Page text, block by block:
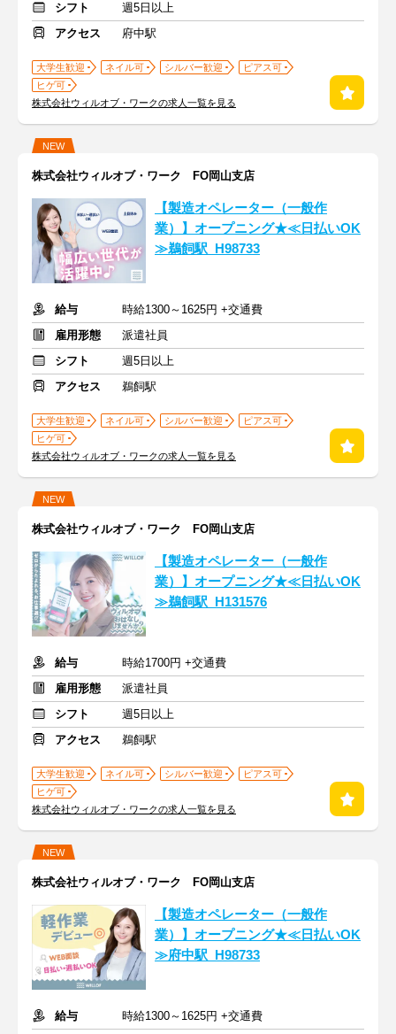
シフト
週5日以上
アクセス
府中駅
大学生歓迎 ネイル可 シルバー歓迎
ピアス可
ヒゲ可
株式会社ウィルオブ・ワークの求人一覧を見る
NEW
株式会社ウィルオブ・ワーク FO岡山支店
【製造オペレーター（一般作
業）】オープニング★≪日払いOK
≫鵜飼駅_H98733
給与
時給1300～1625円 +交通費
雇用形態
派遣社員
シフト
週5日以上
アクセス
鵜飼駅
大学生歓迎 ネイル可 シルバー歓迎
ピアス可
ヒゲ可
株式会社ウィルオブ・ワークの求人一覧を見る
NEW
株式会社ウィルオブ・ワーク FO岡山支店
【製造オペレーター（一般作
業）】オープニング★≪日払いOK
≫鵜飼駅_H131576
給与
時給1700円 +交通費
雇用形態
派遣社員
シフト
週5日以上
アクセス
鵜飼駅
大学生歓迎 ネイル可 シルバー歓迎
ピアス可
ヒゲ可
株式会社ウィルオブ・ワークの求人一覧を見る
NEW
株式会社ウィルオブ・ワーク FO岡山支店
【製造オペレーター（一般作
業）】オープニング★≪日払いOK
≫府中駅_H98733
給与
時給1300～1625円 +交通費